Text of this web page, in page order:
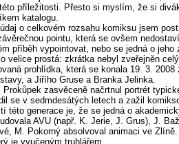
příležitosti. Přesto si myslím, že si
katalogu.
o celkovém rozsahu komiksu jsem
pointu, která se ovšem
příběh vypointovat, nebo se jedná o jeho
velice prostá: zkrátka nebyl zveřejněn
prohlídka, která se konala 19. 3. 2008
a Jiřího Gruse a Branka Jelinka.
Prokůpek zasvěceně načrtnul portrét
se v sedmdesátých letech a zažil
této generace je, že se jedná o
AVU (např. K. Jerie, J. Grus), J.
M. Pokorný absolvoval animaci ve
je vyučeným truhlářem.